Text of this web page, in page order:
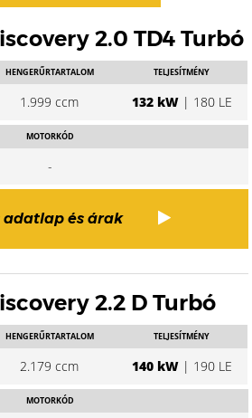
2.0 TD4 Turbó
HENGERŰRTARTALOM
1.999 ccm
TELJESÍTMÉNY
132 kW| 180 LE
MOTORKÓD
-
adatlap és árak
2.2 D Turbó
HENGERŰRTARTALOM
2.179 ccm
TELJESÍTMÉNY
140 kW| 190 LE
MOTORKÓD